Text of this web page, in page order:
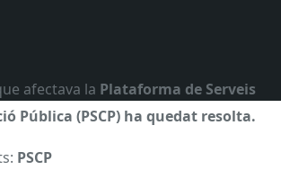
afectava la Plataforma de Serveis
Pública (PSCP) ha quedat resolta.
PSCP